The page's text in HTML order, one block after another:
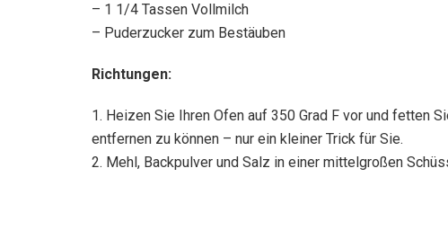
– 1 1/4 Tassen Vollmilch
– Puderzucker zum Bestäuben
Richtungen:
1. Heizen Sie Ihren Ofen auf 350 Grad F vor und fetten
entfernen zu können – nur ein kleiner Trick für Sie.
2. Mehl, Backpulver und Salz in einer mittelgroßen